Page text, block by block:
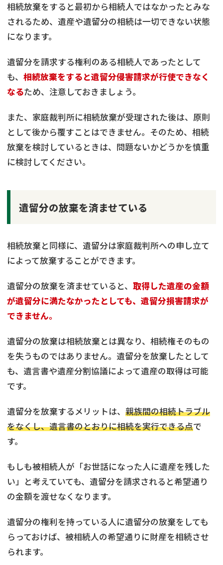
相続放棄をすると最初から相続人ではなかったとみな
されるため、遺産や遺留分の相続は一切できない状態
になります。
遺留分を請求する権利のある相続人であったとして
も、 相続放棄をすると遺留分侵害請求が行使できなく
なるため、注意しておきましょう。
また、家庭裁判所に相続放棄が受理された後は、原則
として後から覆すことはできません。そのため、相続
放棄を検討しているときは、問題ないかどうかを慎重
に検討してください。
遺留分の放棄を済ませている
相続放棄と同様に、遺留分は家庭裁判所への申し立て
によって放棄することができます。
遺留分の放棄を済ませていると、 取得した遺産の金額
が遺留分に満たなかったとしても、遺留分損害請求が
できません。
遺留分の放棄は相続放棄とは異なり、相続権そのもの
を失うものではありません。遺留分を放棄したとして
も、遺言書や遺産分割協議によって遺産の取得は可能
です。
遺留分を放棄するメリットは、 親族間の相続トラブル
をなくし、遺言書のとおりに相続を実行できる点で
す。
もしも被相続人が「お世話になった人に遺産を残した
い」と考えていても、遺留分を請求されると希望通り
の金額を渡せなくなります。
遺留分の権利を持っている人に遺留分の放棄をしても
らっておけば、被相続人の希望通りに財産を相続させ
られます。